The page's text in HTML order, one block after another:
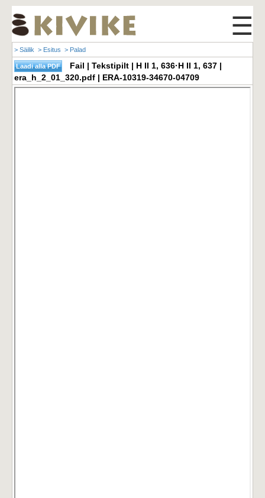
☰
> Säilik > Esitus > Palad
Fail | Tekstipilt | H II 1, 636·H II 1, 637 |
era_h_2_01_320.pdf | ERA-10319-34670-04709